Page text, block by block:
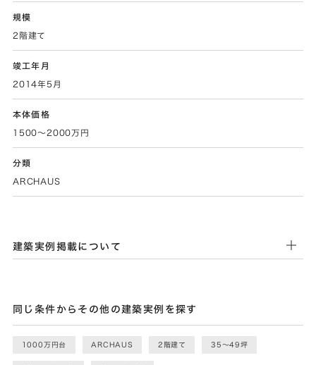
規模
2階建て
竣工年月
2014年5月
本体価格
1500～2000万円
分類
ARCHAUS
建築実例掲載について
同じ条件からその他の建築実例を探す
1000万円台 ARCHAUS 2階建て 35〜49坪